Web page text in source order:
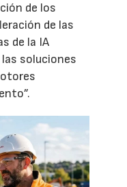
de los
de las
de la IA
soluciones